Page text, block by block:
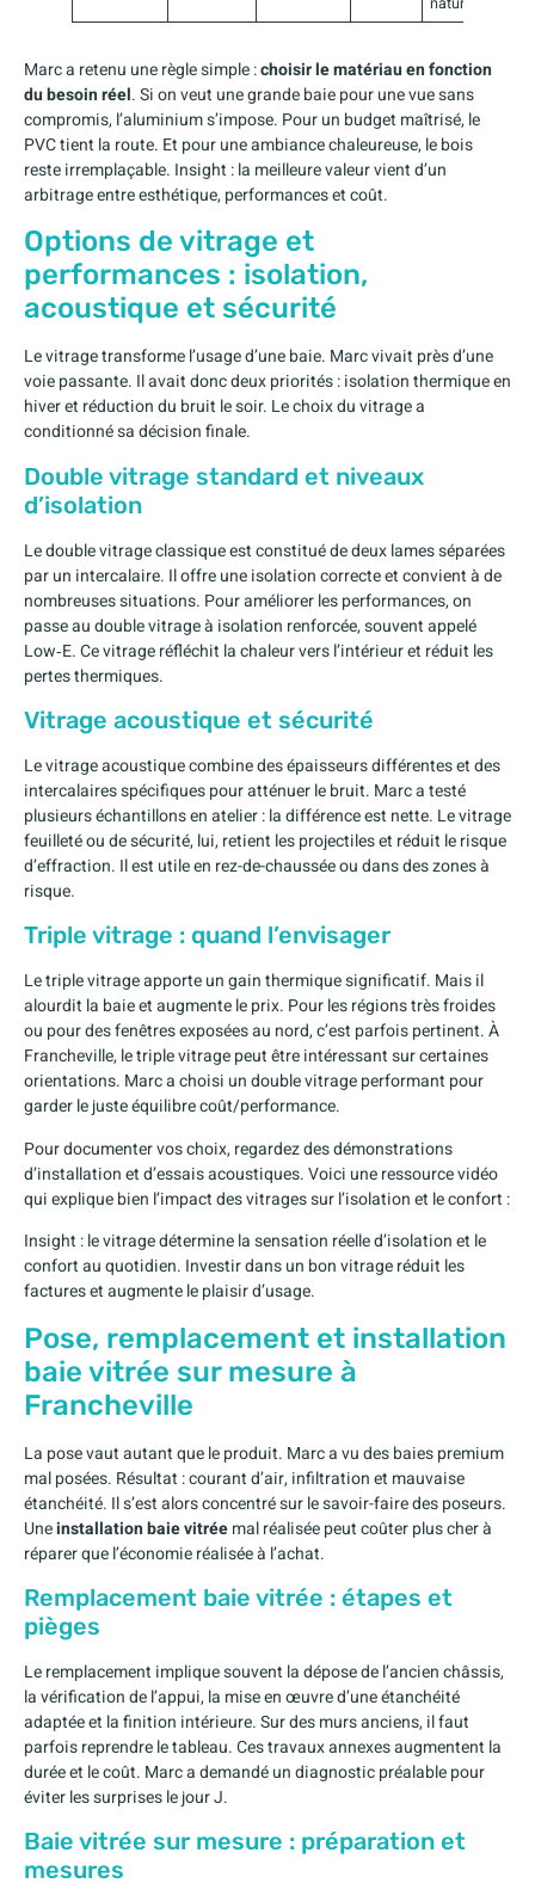
Marc a retenu une règle simple :choisir le matériau en fonction
du besoin réel. Si on veut une grande baie pour une vue sans
compromis, l’aluminium s’impose. Pour un budget maîtrisé, le
PVC tient la route. Et pour une ambiance chaleureuse, le bois
reste irremplaçable. Insight : la meilleure valeur vient d’un
arbitrage entre esthétique, performances et coût.
Options de vitrage et
performances : isolation,
acoustique et sécurité
Le vitrage transforme l’usage d’une baie. Marc vivait près d’une
voie passante. Il avait donc deux priorités : isolation thermique en
hiver et réduction du bruit le soir. Le choix du vitrage a
conditionné sa décision finale.
Double vitrage standard et niveaux
d’isolation
Le double vitrage classique est constitué de deux lames séparées
par un intercalaire. Il offre une isolation correcte et convient à de
nombreuses situations. Pour améliorer les performances, on
passe au double vitrage à isolation renforcée, souvent appelé
Low‑E. Ce vitrage réfléchit la chaleur vers l’intérieur et réduit les
pertes thermiques.
Vitrage acoustique et sécurité
Le vitrage acoustique combine des épaisseurs différentes et des
intercalaires spécifiques pour atténuer le bruit. Marc a testé
plusieurs échantillons en atelier : la différence est nette. Le vitrage
feuilleté ou de sécurité, lui, retient les projectiles et réduit le risque
d’effraction. Il est utile en rez-de-chaussée ou dans des zones à
risque.
Triple vitrage : quand l’envisager
Le triple vitrage apporte un gain thermique significatif. Mais il
alourdit la baie et augmente le prix. Pour les régions très froides
ou pour des fenêtres exposées au nord, c’est parfois pertinent. À
Francheville, le triple vitrage peut être intéressant sur certaines
orientations. Marc a choisi un double vitrage performant pour
garder le juste équilibre coût/performance.
Pour documenter vos choix, regardez des démonstrations
d’installation et d’essais acoustiques. Voici une ressource vidéo
qui explique bien l’impact des vitrages sur l’isolation et le confort :
Insight : le vitrage détermine la sensation réelle d’isolation et le
confort au quotidien. Investir dans un bon vitrage réduit les
factures et augmente le plaisir d’usage.
Pose, remplacement et installation
baie vitrée sur mesure à
Francheville
La pose vaut autant que le produit. Marc a vu des baies premium
mal posées. Résultat : courant d’air, infiltration et mauvaise
étanchéité. Il s’est alors concentré sur le savoir-faire des poseurs.
Uneinstallation baie vitréemal réalisée peut coûter plus cher à
réparer que l’économie réalisée à l’achat.
Remplacement baie vitrée : étapes et
pièges
Le remplacement implique souvent la dépose de l’ancien châssis,
la vérification de l’appui, la mise en œuvre d’une étanchéité
adaptée et la finition intérieure. Sur des murs anciens, il faut
parfois reprendre le tableau. Ces travaux annexes augmentent la
durée et le coût. Marc a demandé un diagnostic préalable pour
éviter les surprises le jour J.
Baie vitrée sur mesure : préparation et
mesures